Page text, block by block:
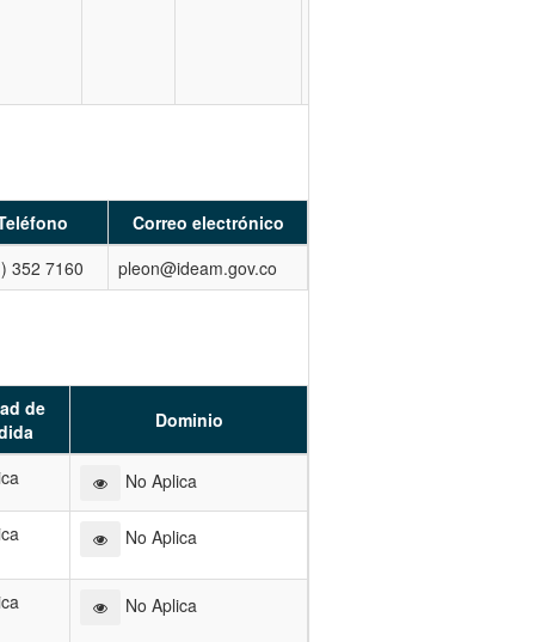
Correo electrónico
352 7160
pleon@ideam.gov.co
de
Dominio
No Aplica
No Aplica
No Aplica